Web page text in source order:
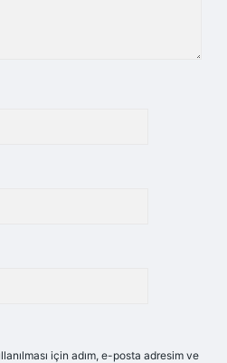
için adım, e-posta adresim ve